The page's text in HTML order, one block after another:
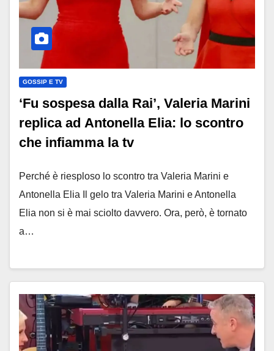
GOSSIP E TV
‘Fu sospesa dalla Rai’, Valeria Marini
replica ad Antonella Elia: lo scontro
che infiamma la tv
Perché è riesploso lo scontro tra Valeria Marini e
Antonella Elia Il gelo tra Valeria Marini e Antonella
Elia non si è mai sciolto davvero. Ora, però, è tornato
a…